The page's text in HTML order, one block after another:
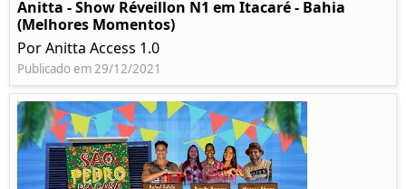
Anitta - Show Réveillon N1 em Itacaré - Bahia
(Melhores Momentos)
Por Anitta Access 1.0
Publicado em 29/12/2021